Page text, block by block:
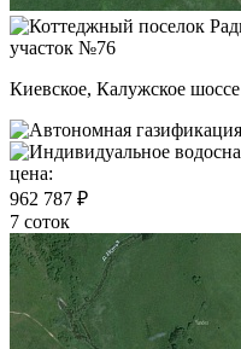
участок №76
Киевское, Калужское шоссе
цена:
962 787 ₽
7 соток